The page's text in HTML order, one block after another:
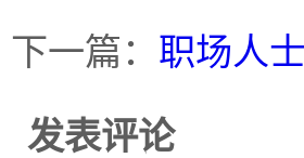
下一篇： 职场人
发表评论